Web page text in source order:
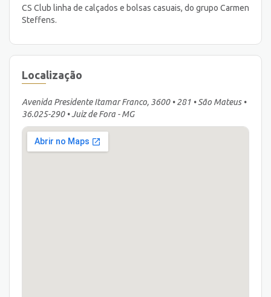
CS Club linha de calçados e bolsas casuais, do grupo Carmen
Steffens.
Localização
Avenida Presidente Itamar Franco, 3600 • 281 • São Mateus •
36.025-290 • Juiz de Fora - MG